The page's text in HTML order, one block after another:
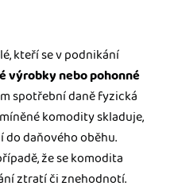
kteří se v podnikání
výrobky nebo pohonné
spotřební daně fyzická
komodity skladuje,
do daňového oběhu.
že se komodita
ztratí či znehodnotí.